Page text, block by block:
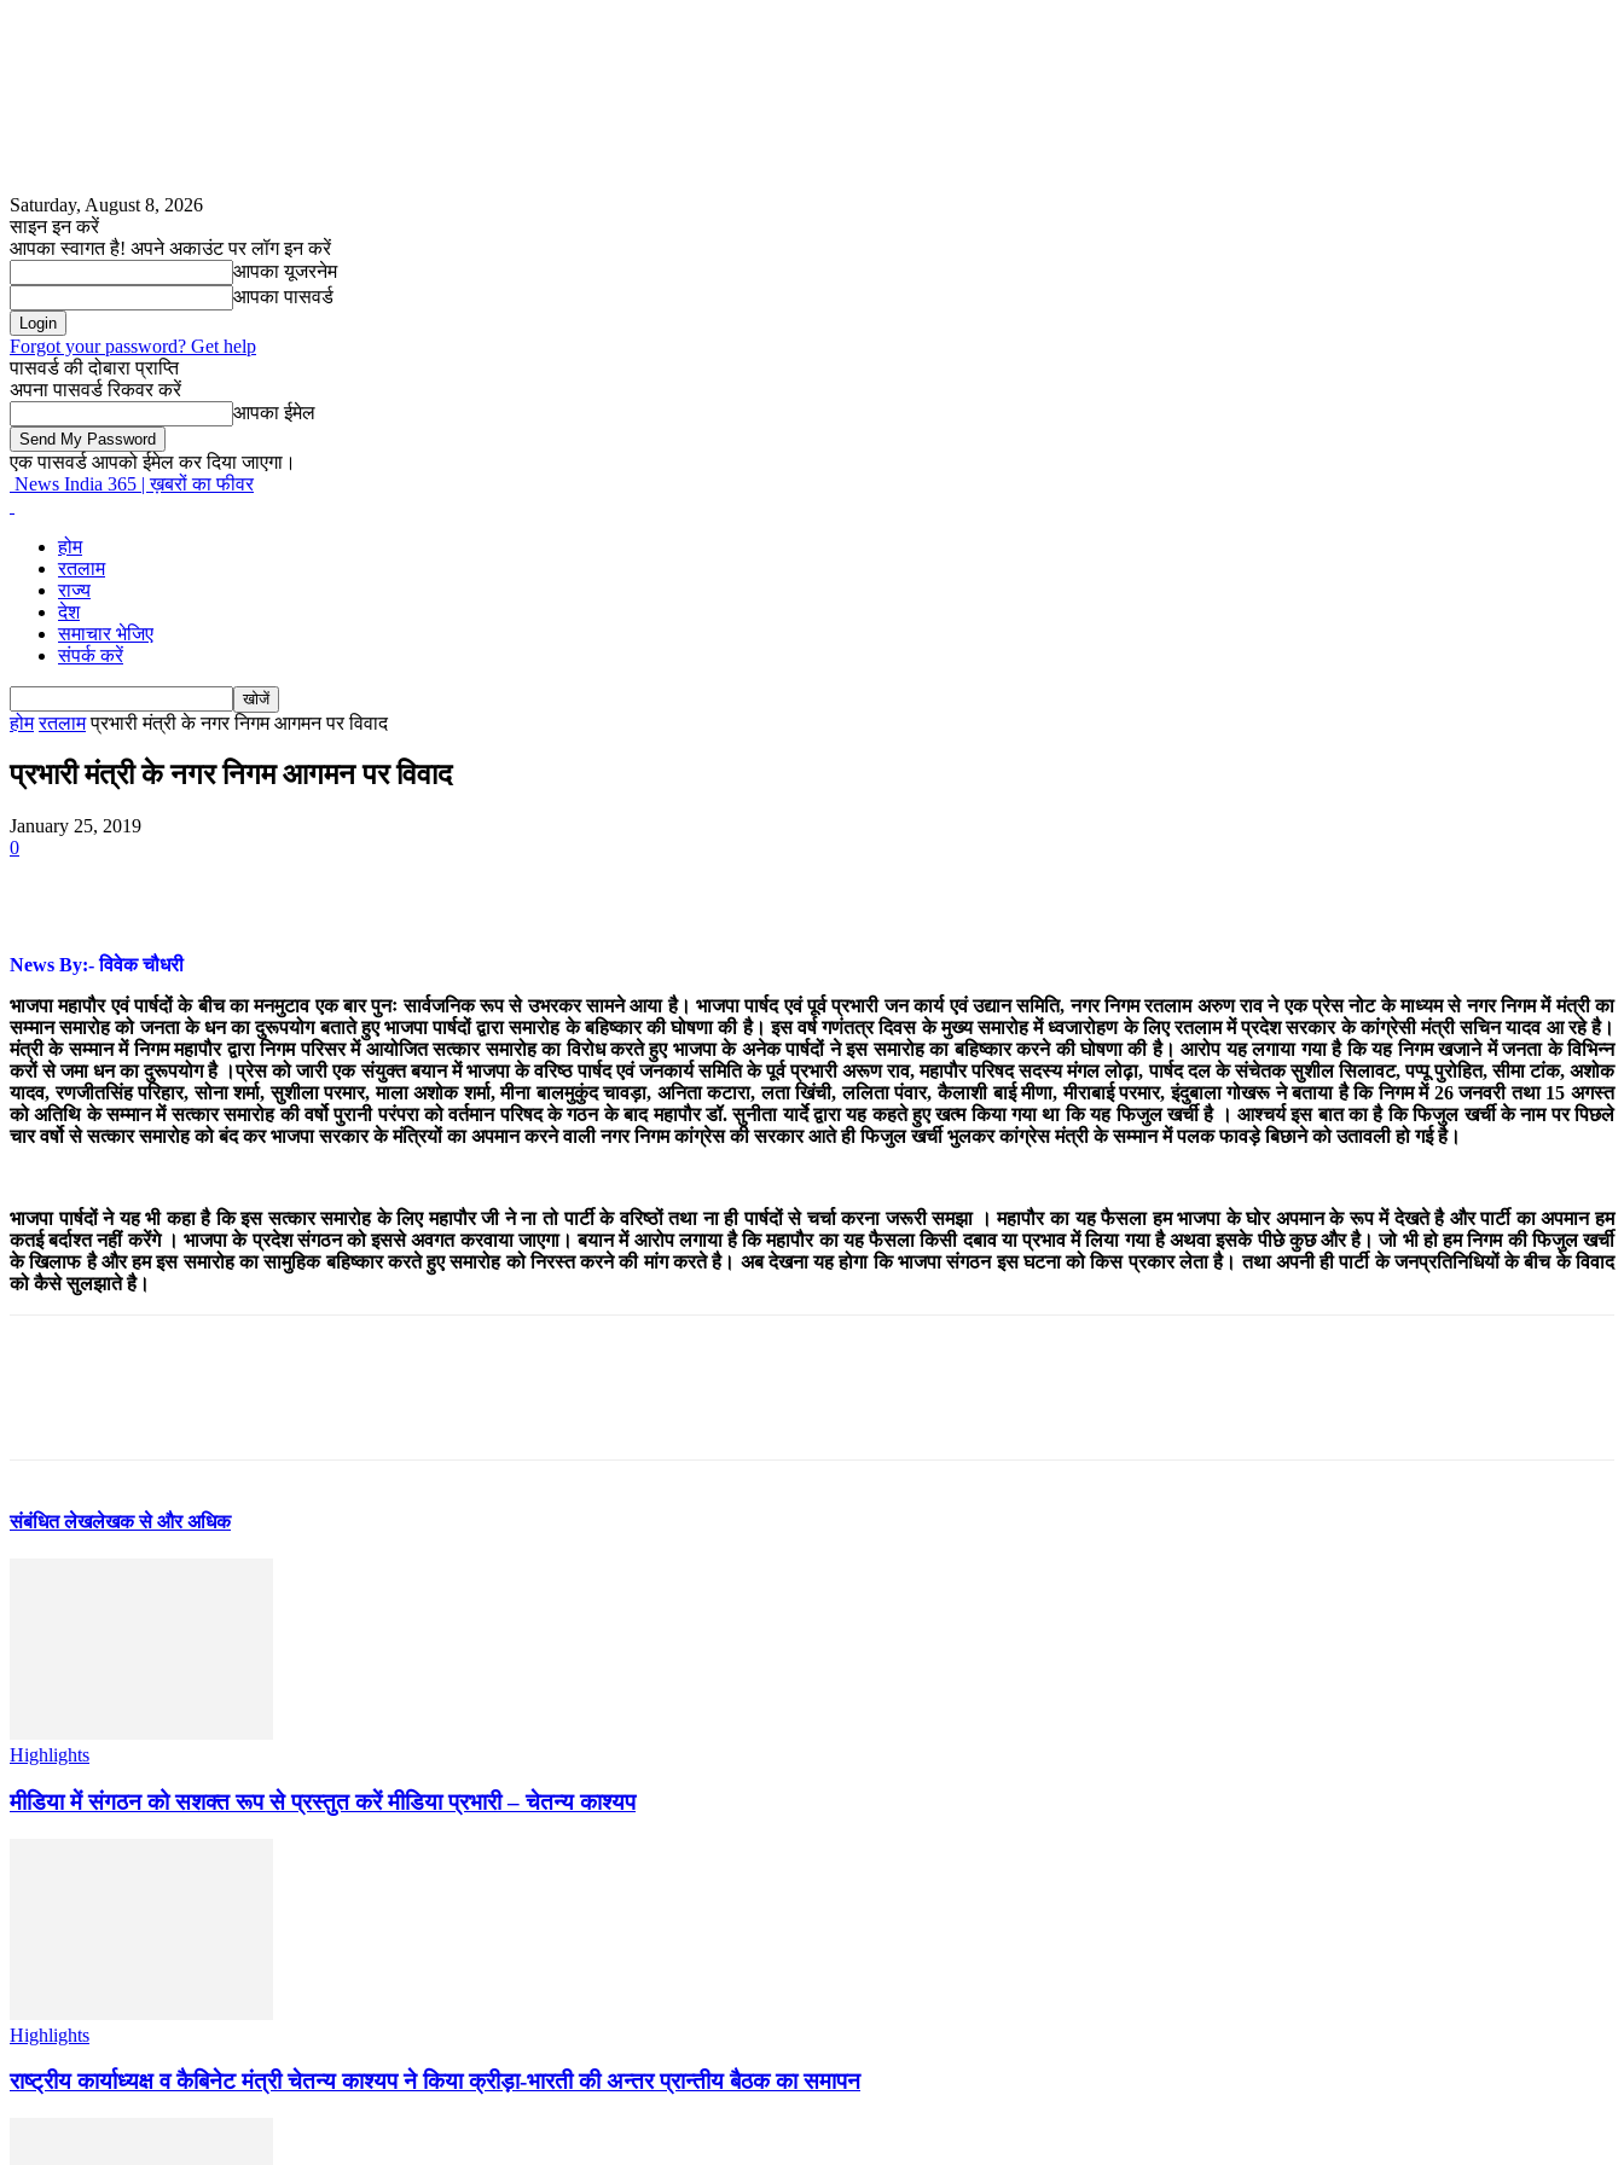
Saturday, August 8, 2026
साइन इन करें
आपका स्वागत है! अपने अकाउंट पर लॉग इन करें
आपका यूजरनेम
आपका पासवर्ड
Forgot your password? Get help
पासवर्ड की दोबारा प्राप्ति
अपना पासवर्ड रिकवर करें
आपका ईमेल
एक पासवर्ड आपको ईमेल कर दिया जाएगा।
News India 365 | ख़बरों का फीवर
होम
रतलाम
राज्य
देश
समाचार भेजिए
संपर्क करें
होम रतलाम प्रभारी मंत्री के नगर निगम आगमन पर विवाद
प्रभारी मंत्री के नगर निगम आगमन पर विवाद
January 25, 2019
0
News By:- विवेक चौधरी
भाजपा महापौर एवं पार्षदों के बीच का मनमुटाव एक बार पुनः सार्वजनिक रूप से उभरकर सामने आया है। भाजपा पार्षद एवं पूर्व प्रभारी जन कार्य एवं उद्यान समिति, नगर निगम रतलाम अरुण राव ने एक प्रेस नोट के माध्यम से नगर निगम में मंत्री का
सम्मान समारोह को जनता के धन का दुरूपयोग बताते हुए भाजपा पार्षदों द्वारा समारोह के बहिष्कार की घोषणा की है। इस वर्ष गणंतत्र दिवस के मुख्य समारोह में ध्वजारोहण के लिए रतलाम में प्रदेश सरकार के कांग्रेसी मंत्री सचिन यादव आ रहे है।
मंत्री के सम्मान में निगम महापौर द्वारा निगम परिसर में आयोजित सत्कार समारोह का विरोध करते हुए भाजपा के अनेक पार्षदों ने इस समारोह का बहिष्कार करने की घोषणा की है। आरोप यह लगाया गया है कि यह निगम खजाने में जनता के विभिन्न
करों से जमा धन का दुरूपयोग है ।प्रेस को जारी एक संयुक्त बयान में भाजपा के वरिष्ठ पार्षद एवं जनकार्य समिति के पूर्व प्रभारी अरूण राव, महापौर परिषद सदस्य मंगल लोढ़ा, पार्षद दल के संचेतक सुशील सिलावट, पप्पू पुरोहित, सीमा टांक, अशोक
यादव, रणजीतसिंह परिहार, सोना शर्मा, सुशीला परमार, माला अशोक शर्मा, मीना बालमुकुंद चावड़ा, अनिता कटारा, लता खिंची, ललिता पंवार, कैलाशी बाई मीणा, मीराबाई परमार, इंदुबाला गोखरू ने बताया है कि निगम में 26 जनवरी तथा 15 अगस्त
को अतिथि के सम्मान में सत्कार समारोह की वर्षो पुरानी परंपरा को वर्तमान परिषद के गठन के बाद महापौर डॉ. सुनीता यार्दे द्वारा यह कहते हुए खत्म किया गया था कि यह फिजुल खर्ची है । आश्चर्य इस बात का है कि फिजुल खर्ची के नाम पर पिछले
चार वर्षो से सत्कार समारोह को बंद कर भाजपा सरकार के मंत्रियों का अपमान करने वाली नगर निगम कांग्रेस की सरकार आते ही फिजुल खर्ची भुलकर कांग्रेस मंत्री के सम्मान में पलक फावड़े बिछाने को उतावली हो गई है।
भाजपा पार्षदों ने यह भी कहा है कि इस सत्कार समारोह के लिए महापौर जी ने ना तो पार्टी के वरिष्ठों तथा ना ही पार्षदों से चर्चा करना जरूरी समझा । महापौर का यह फैसला हम भाजपा के घोर अपमान के रूप में देखते है और पार्टी का अपमान हम
कतई बर्दाश्त नहीं करेंगे । भाजपा के प्रदेश संगठन को इससे अवगत करवाया जाएगा। बयान में आरोप लगाया है कि महापौर का यह फैसला किसी दबाव या प्रभाव में लिया गया है अथवा इसके पीछे कुछ और है। जो भी हो हम निगम की फिजुल खर्ची
के खिलाफ है और हम इस समारोह का सामुहिक बहिष्कार करते हुए समारोह को निरस्त करने की मांग करते है। अब देखना यह होगा कि भाजपा संगठन इस घटना को किस प्रकार लेता है। तथा अपनी ही पार्टी के जनप्रतिनिधियों के बीच के विवाद
को कैसे सुलझाते है।
संबंधित लेखलेखक से और अधिक
Highlights
मीडिया में संगठन को सशक्त रूप से प्रस्तुत करें मीडिया प्रभारी – चेतन्य काश्यप
Highlights
राष्ट्रीय कार्याध्यक्ष व कैबिनेट मंत्री चेतन्य काश्यप ने किया क्रीड़ा-भारती की अन्तर प्रान्तीय बैठक का समापन